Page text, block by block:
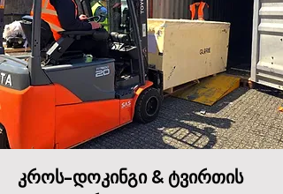
კროს-დოკინგი & ტვირთის